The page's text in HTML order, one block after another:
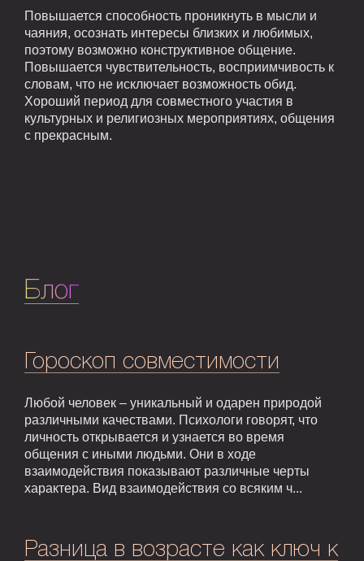
Повышается способность проникнуть в мысли и
чаяния, осознать интересы близких и любимых,
поэтому возможно конструктивное общение.
Повышается чувствительность, восприимчивость к
словам, что не исключает возможность обид.
Хороший период для совместного участия в
культурных и религиозных мероприятиях, общения
с прекрасным.
Блог
Гороскоп совместимости
Любой человек – уникальный и одарен природой
различными качествами. Психологи говорят, что
личность открывается и узнается во время
общения с иными людьми. Они в ходе
взаимодействия показывают различные черты
характера. Вид взаимодействия со всяким ч...
Разница в возрасте как ключ к